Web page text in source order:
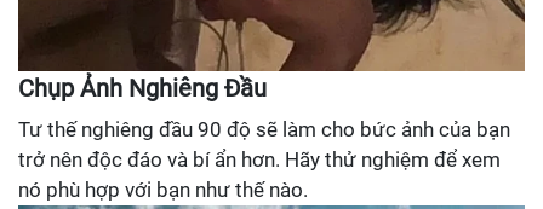
Chụp Ảnh Nghiêng Đầu
Tư thế nghiêng đầu 90 độ sẽ làm cho bức ảnh của bạn
trở nên độc đáo và bí ẩn hơn. Hãy thử nghiệm để xem
nó phù hợp với bạn như thế nào.